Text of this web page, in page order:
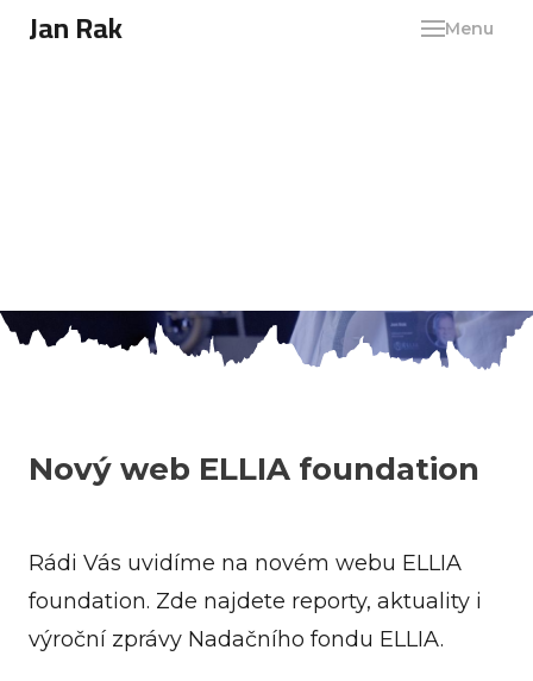
Menu
Jan Rak
Nový web ELLIA foundation
Rádi Vás uvidíme na novém webu ELLIA
foundation. Zde najdete reporty, aktuality i
výroční zprávy Nadačního fondu ELLIA.